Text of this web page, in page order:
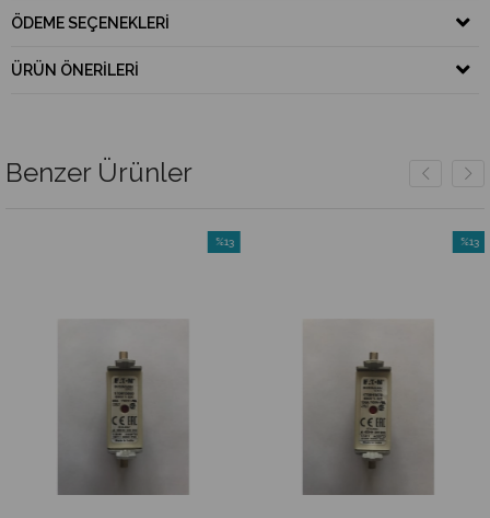
ÖDEME SEÇENEKLERI
ÜRÜN ÖNERILERI
Benzer Ürünler
%13
%13